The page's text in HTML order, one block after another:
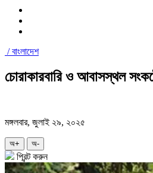
/বাংলাদেশ
চোরাকারবারি ও আবাসস্থল
মঙ্গলবার, জুলাই ২৯, ২০২৫
অ+ অ-
প্রিন্ট করুন